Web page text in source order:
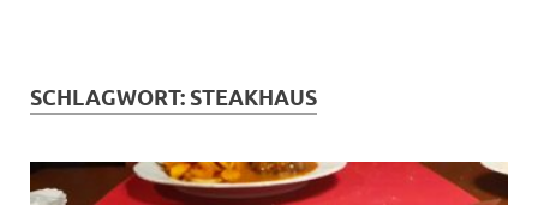
SCHLAGWORT: STEAKHAUS